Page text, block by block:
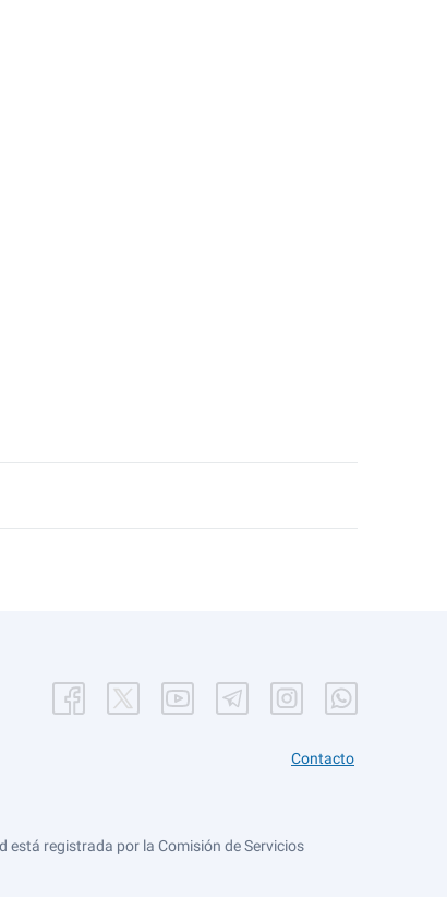
Contacto
está registrada por la Comisión de Servicios